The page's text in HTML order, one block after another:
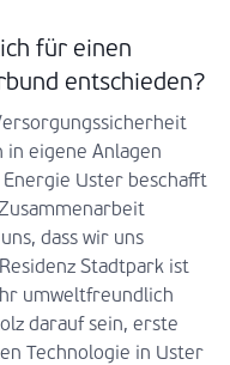
für einen
entschieden?
eigene Anlagen
Uster beschafft
dass wir uns
Stadtpark ist
umweltfreundlich
darauf sein, erste
Technologie in Uster